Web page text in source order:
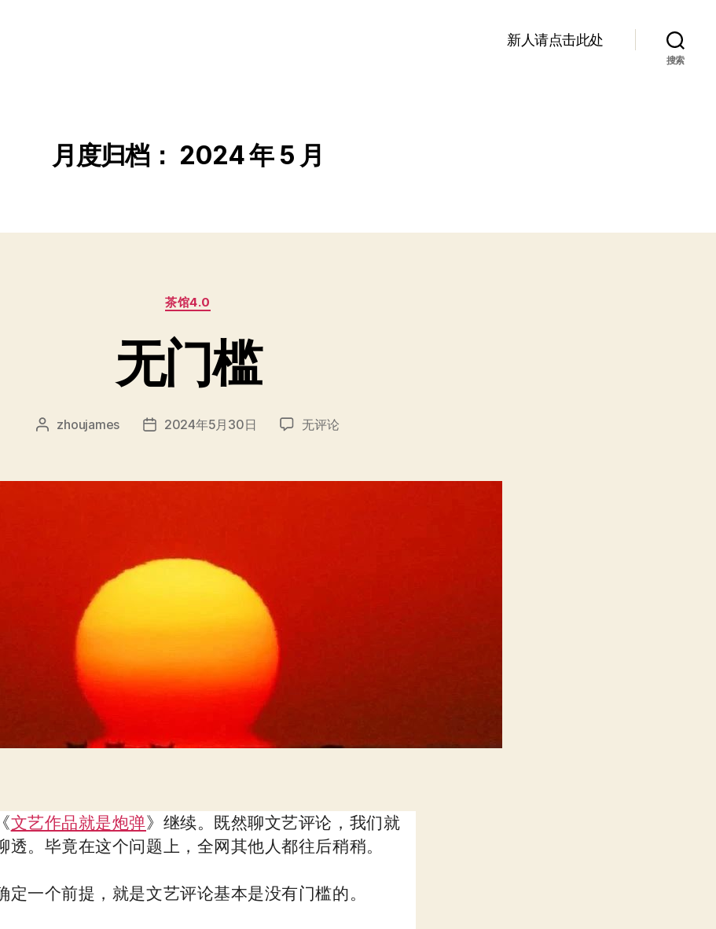
新人请点击此处
搜索
月度归档： 2024 年 5 月
分
类
茶馆4.0
无门槛
文
者
zhoujames
发
期
2024年5月30日
无
无评论
文艺作品就是炮弹》继续。既然聊文艺评论，我们就
透。毕竟在这个问题上，全网其他人都往后稍稍。
定一个前提，就是文艺评论基本是没有门槛的。